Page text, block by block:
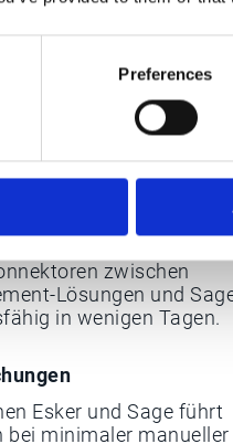
Preferences
für
zwischen
Lösungen und
in wenigen Tagen.
Esker und Sage führt
bei minimaler manueller